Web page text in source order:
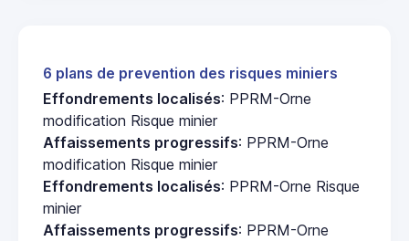
6 plans de prevention des risques miniers
Effondrements localisés: PPRM-Orne
modification Risque minier
Affaissements progressifs: PPRM-Orne
modification Risque minier
Effondrements localisés: PPRM-Orne Risque
minier
Affaissements progressifs: PPRM-Orne